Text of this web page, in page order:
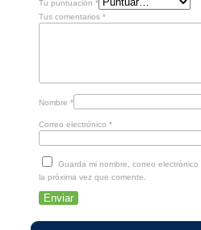
Tu puntuación *
Tus comentarios *
Nombre *
Correo electrónico *
Guarda mi nombre, correo
la próxima vez que comente.